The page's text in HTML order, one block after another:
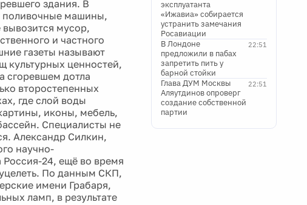
здания. В
поливочные машины,
мусор,
и частного
газеты называют
культурных ценностей,
сгоревшем дотла
второстепенных
где слой воды
иконы, мебель,
Специалисты не
Александр Силкин,
научно-
Россия-24, ещё во время
По данным СКП,
имени Грабаря,
ламп, в результате
эксплуатанта
«Ижавиа» собирается
устранить замечания
Росавиации
22:51
В Лондоне
предложили в пабах
запретить пить у
барной стойки
22:51
Глава ДУМ Москвы
Аляутдинов опроверг
создание собственной
партии